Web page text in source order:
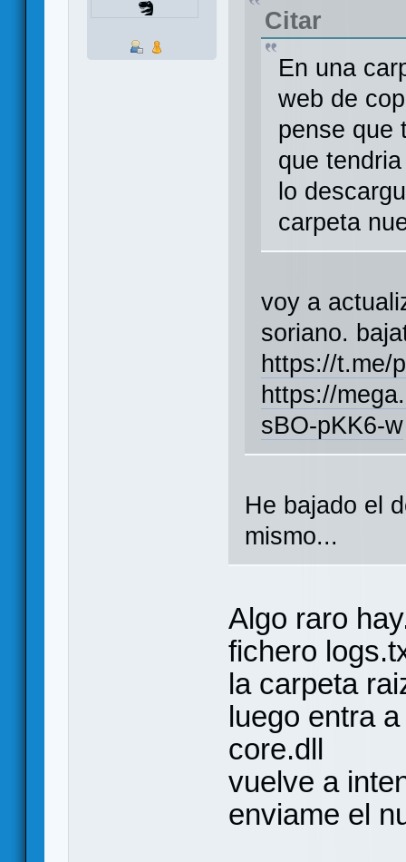
Citar
En una
web de
pense que
que
lo
carpeta
voy a
soriano.
https://t.me/
https://
sBO-pKK6-w
He bajado el
mismo...
Algo raro
fichero
la carpeta
luego entra
core.dll
vuelve a
enviame el